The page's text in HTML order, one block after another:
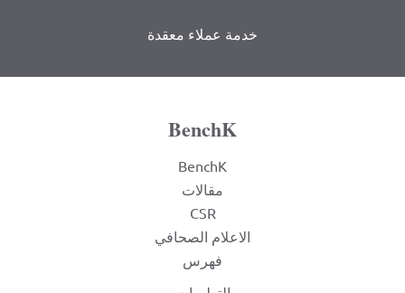
خدمة عملاء معقدة
BenchK
BenchK
مقالات
CSR
الاعلام الصحافي
فهرس